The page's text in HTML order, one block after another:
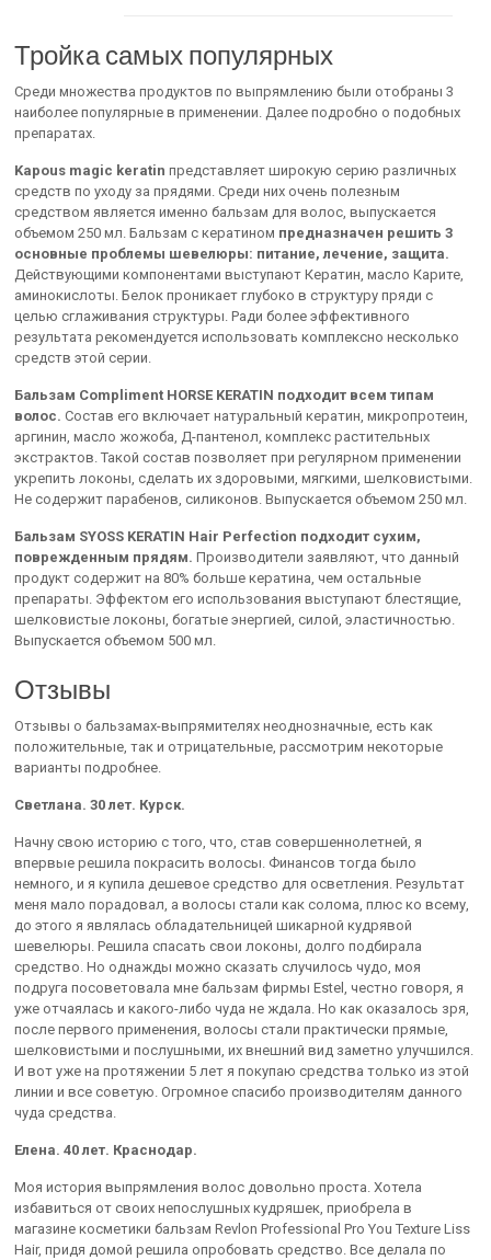
Тройка самых популярных
Среди множества продуктов по выпрямлению были отобраны 3
наиболее популярные в применении. Далее подробно о подобных
препаратах.
Kapous magic keratin представляет широкую серию различных
средств по уходу за прядями. Среди них очень полезным
средством является именно бальзам для волос, выпускается
объемом 250 мл. Бальзам с кератином предназначен решить 3
основные проблемы шевелюры: питание, лечение, защита.
Действующими компонентами выступают Кератин, масло Карите,
аминокислоты. Белок проникает глубоко в структуру пряди с
целью сглаживания структуры. Ради более эффективного
результата рекомендуется использовать комплексно несколько
средств этой серии.
Бальзам Compliment HORSE KERATIN подходит всем типам
волос. Состав его включает натуральный кератин, микропротеин,
аргинин, масло жожоба, Д-пантенол, комплекс растительных
экстрактов. Такой состав позволяет при регулярном применении
укрепить локоны, сделать их здоровыми, мягкими, шелковистыми.
Не содержит парабенов, силиконов. Выпускается объемом 250 мл.
Бальзам SYOSS KERATIN Hair Perfection подходит сухим,
поврежденным прядям. Производители заявляют, что данный
продукт содержит на 80% больше кератина, чем остальные
препараты. Эффектом его использования выступают блестящие,
шелковистые локоны, богатые энергией, силой, эластичностью.
Выпускается объемом 500 мл.
Отзывы
Отзывы о бальзамах-выпрямителях неоднозначные, есть как
положительные, так и отрицательные, рассмотрим некоторые
варианты подробнее.
Светлана. 30 лет. Курск.
Начну свою историю с того, что, став совершеннолетней, я
впервые решила покрасить волосы. Финансов тогда было
немного, и я купила дешевое средство для осветления. Результат
меня мало порадовал, а волосы стали как солома, плюс ко всему,
до этого я являлась обладательницей шикарной кудрявой
шевелюры. Решила спасать свои локоны, долго подбирала
средство. Но однажды можно сказать случилось чудо, моя
подруга посоветовала мне бальзам фирмы Estel, честно говоря, я
уже отчаялась и какого-либо чуда не ждала. Но как оказалось зря,
после первого применения, волосы стали практически прямые,
шелковистыми и послушными, их внешний вид заметно улучшился.
И вот уже на протяжении 5 лет я покупаю средства только из этой
линии и все советую. Огромное спасибо производителям данного
чуда средства.
Елена. 40 лет. Краснодар.
Моя история выпрямления волос довольно проста. Хотела
избавиться от своих непослушных кудряшек, приобрела в
магазине косметики бальзам Revlon Professional Pro You Texture Liss
Hair, придя домой решила опробовать средство. Все делала по